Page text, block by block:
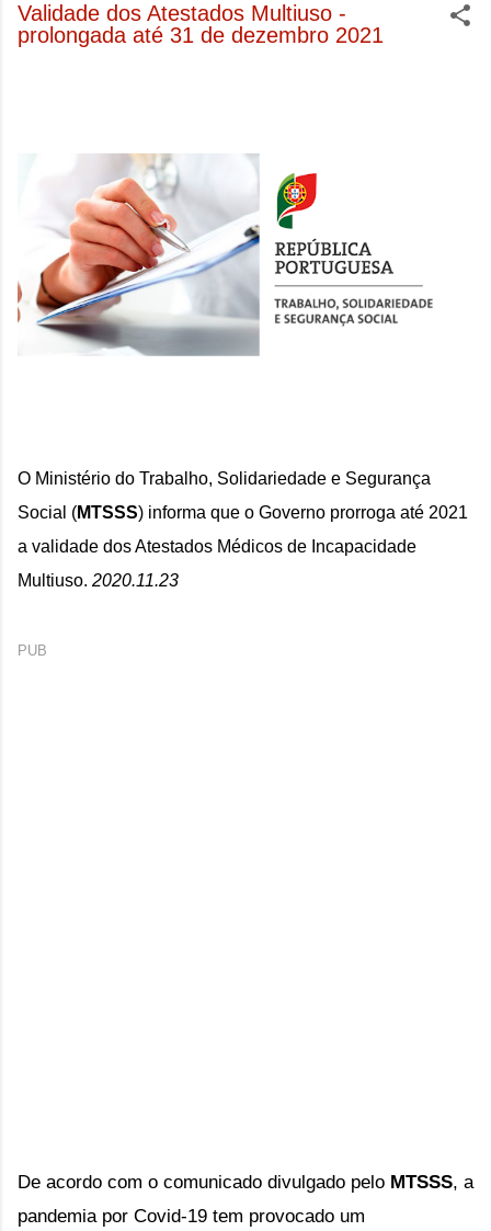
Validade dos Atestados Multiuso -
prolongada até 31 de dezembro 2021
O Ministério do Trabalho, Solidariedade e Segurança
Social (MTSSS) informa que o Governo prorroga até 2021
a validade dos Atestados Médicos de Incapacidade
Multiuso. 2020.11.23
PUB
De acordo com o comunicado divulgado pelo MTSSS, a
pandemia por Covid-19 tem provocado um